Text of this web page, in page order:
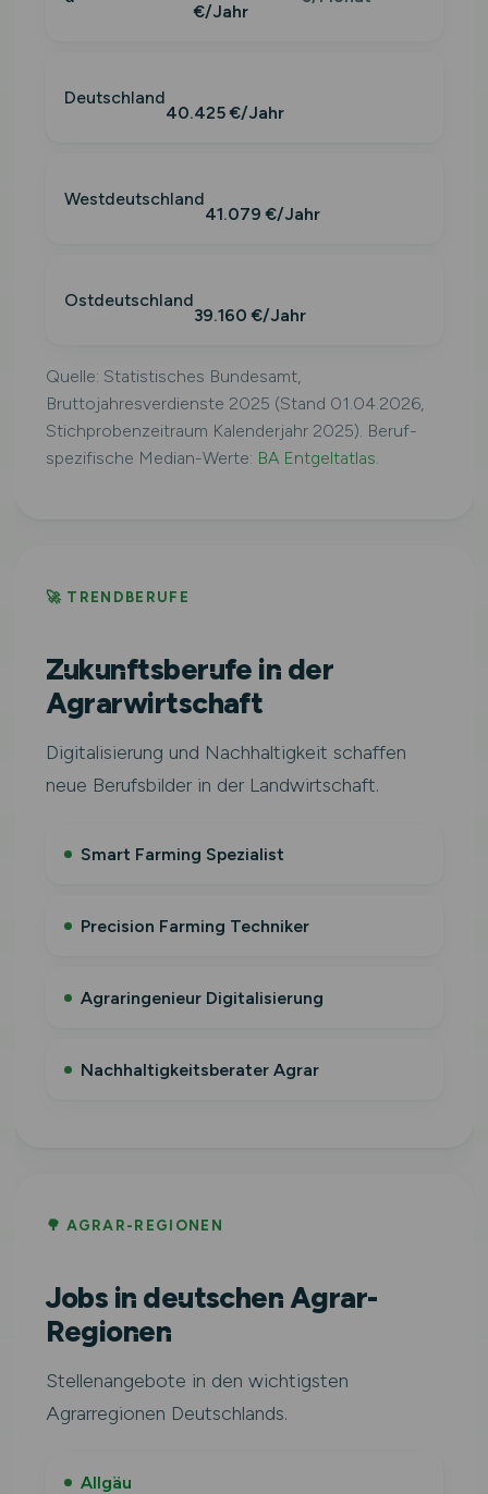
€/Jahr
Deutschland
40.425 €/Jahr
Westdeutschland
41.079 €/Jahr
Ostdeutschland
39.160 €/Jahr
Quelle: Statistisches Bundesamt,
Bruttojahresverdienste 2025 (Stand 01.04.2026,
Stichprobenzeitraum Kalenderjahr 2025). Beruf-
spezifische Median-Werte: BA Entgeltatlas.
🚀 TRENDBERUFE
Zukunftsberufe in der
Agrarwirtschaft
Digitalisierung und Nachhaltigkeit schaffen
neue Berufsbilder in der Landwirtschaft.
Smart Farming Spezialist
Precision Farming Techniker
Agraringenieur Digitalisierung
Nachhaltigkeitsberater Agrar
🌳 AGRAR-REGIONEN
Jobs in deutschen Agrar-
Regionen
Stellenangebote in den wichtigsten
Agrarregionen Deutschlands.
Allgäu